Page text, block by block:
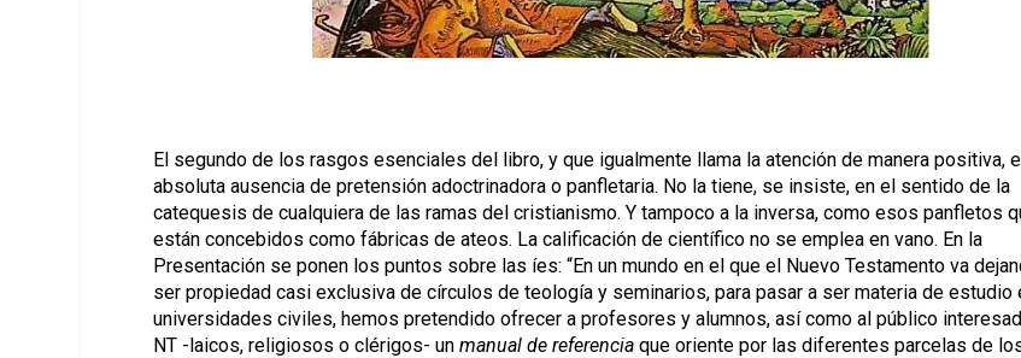
El segundo de los rasgos esenciales del libro, y que igualmente llama la atención de manera positiva,
absoluta ausencia de pretensión adoctrinadora o panfletaria. No la tiene, se insiste, en el sentido de la
catequesis de cualquiera de las ramas del cristianismo. Y tampoco a la inversa, como esos panfletos
están concebidos como fábricas de ateos. La calificación de científico no se emplea en vano. En la
Presentación se ponen los puntos sobre las íes: “En un mundo en el que el Nuevo Testamento va
ser propiedad casi exclusiva de círculos de teología y seminarios, para pasar a ser materia de estudio
universidades civiles, hemos pretendido ofrecer a profesores y alumnos, así como al público
NT -laicos, religiosos o clérigos- unmanual de referencia que oriente por las diferentes parcelas de